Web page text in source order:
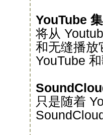
YouTube
将从
和无缝播放
YouTube
只是随着